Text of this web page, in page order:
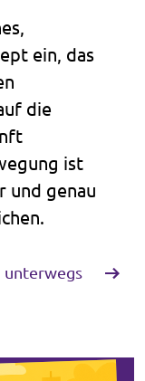
ein, das
die
ist
und genau
unterwegs